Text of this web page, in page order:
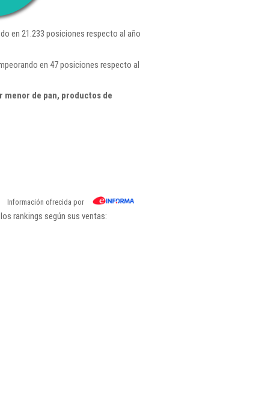
en 21.233 posiciones respecto al año
en 47 posiciones respecto al
menor de pan, productos de
Información ofrecida por
rankings según sus ventas: